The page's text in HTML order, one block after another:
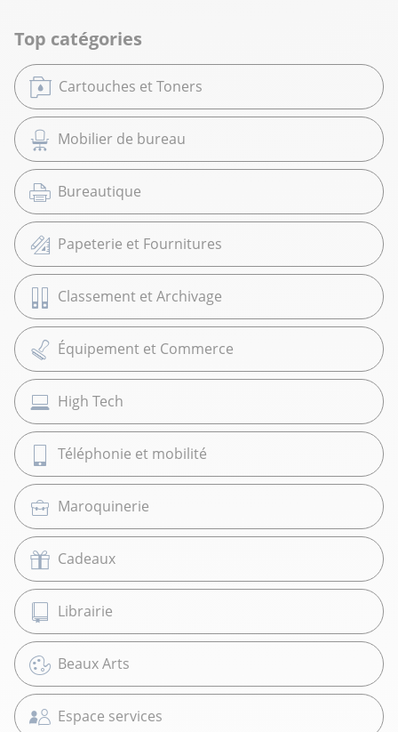
Top catégories
Cartouches et Toners
Mobilier de bureau
Bureautique
Papeterie et Fournitures
Classement et Archivage
Équipement et Commerce
High Tech
Téléphonie et mobilité
Maroquinerie
Cadeaux
Librairie
Beaux Arts
Espace services